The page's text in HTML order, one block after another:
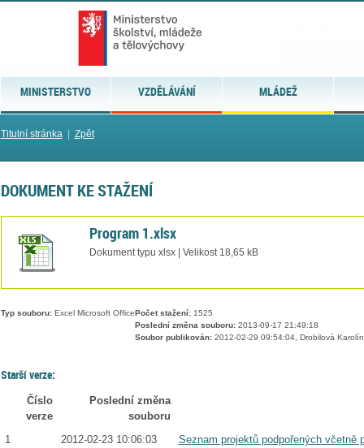
MINISTERSTVO VZDĚLÁVÁNÍ MLÁDEŽ
Titulní stránka| Zpět
DOKUMENT KE STAŽENÍ
Program 1.xlsx
Dokument typu xlsx | Velikost 18,65 kB
Typ souboru:Excel Microsoft Office Počet stažení:1525
Poslední změna souboru:2013-09-17 21:49:18
Soubor publikován:2012-02-29 09:54:04, Drobilová
Starší verze:
Číslo
verze
Poslední změna
souboru
1
2012-02-23 10:06:03
Seznam projektů podpořených včetně